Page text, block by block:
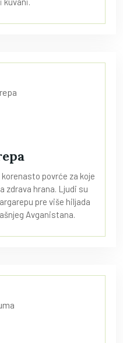
povrće za koje
zdrava hrana. Ljudi su
pre više hiljada
Avganistana.